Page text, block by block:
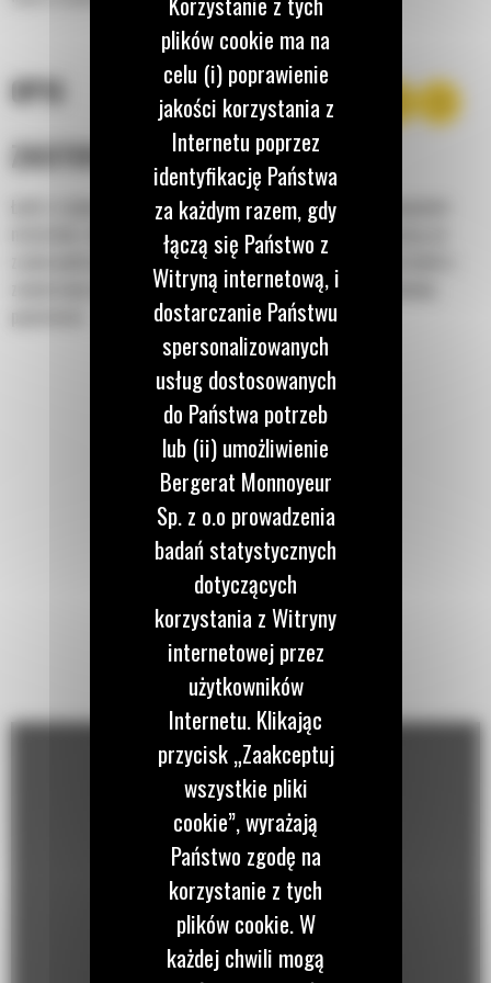
OPIS
ZASTOSOWANIE
Łyżki o zwiększonej wydajności pozwalają na lepsze zatrzymywanie
materiału i obniżenie zużycia paliwa, ułatwiając zarazem pracę na
zrębie podczas wielu zastosowań. Współczynnik napełnienia łyżek o
zwiększonej wydajności może wynosić nawet 115% znamionowej
plików cookie ma na
celu (i) poprawienie
jakości korzystania z
Internetu poprzez
identyfikację Państwa
za każdym razem, gdy
łączą się Państwo z
Witryną internetową, i
dostarczanie Państwu
spersonalizowanych
usług dostosowanych
do Państwa potrzeb
lub (ii) umożliwienie
Bergerat Monnoyeur
Sp. z o.o prowadzenia
badań statystycznych
dotyczących
korzystania z Witryny
internetowej przez
użytkowników
Internetu. Klikając
przycisk „Zaakceptuj
wszystkie pliki
cookie”, wyrażają
Państwo zgodę na
korzystanie z tych
plików cookie. W
każdej chwili mogą